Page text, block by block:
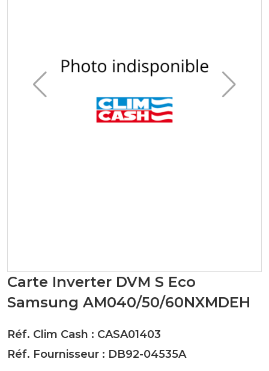
Carte Inverter DVM S Eco
Samsung AM040/50/60NXMDEH
Réf. Clim Cash : CASA01403
Réf. Fournisseur : DB92-04535A